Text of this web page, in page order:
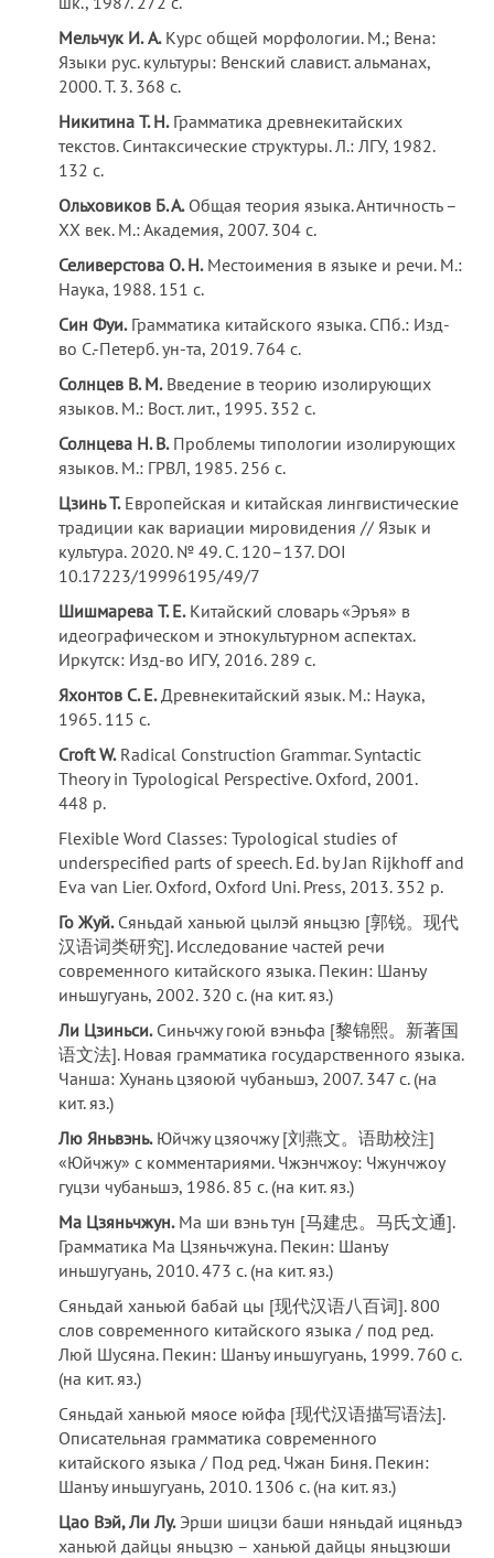
Мельчук И. А.Курс общей морфологии. М.; Вена:
Языки рус. культуры: Венский славист. альманах,
2000. Т. 3. 368 с.
Никитина Т. Н.Грамматика древнекитайских
текстов. Синтаксические структуры. Л.: ЛГУ, 1982.
132 с.
Ольховиков Б. А.Общая теория языка. Античность –
XX век. М.: Академия, 2007. 304 с.
Селиверстова О. Н.Местоимения в языке и речи. М.:
Наука, 1988. 151 с.
Син Фуи.Грамматика китайского языка. СПб.: Изд-
во С.-Петерб. ун-та, 2019. 764 с.
Солнцев В. М.Введение в теорию изолирующих
языков. М.: Вост. лит., 1995. 352 с.
Солнцева Н. В.Проблемы типологии изолирующих
языков. М.: ГРВЛ, 1985. 256 с.
Цзинь Т.Европейская и китайская лингвистические
традиции как вариации мировидения // Язык и
культура. 2020. № 49. С. 120–137. DOI
10.17223/19996195/49/7
Шишмарева Т. Е.Китайский словарь «Эръя» в
идеографическом и этнокультурном аспектах.
Иркутск: Изд-во ИГУ, 2016. 289 с.
Яхонтов С. Е.Древнекитайский язык. М.: Наука,
1965. 115 с.
Croft W.Radical Construction Grammar. Syntactic
Theory in Typological Perspective. Oxford, 2001.
448 p.
Flexible Word Classes: Typological studies of
underspecified parts of speech. Ed. by Jan Rijkhoff and
Eva van Lier. Oxford, Oxford Uni. Press, 2013. 352 p.
Го Жуй.Сяньдай ханьюй цылэй яньцзю [郭锐。现代
汉语词类研究]. Исследование частей речи
современного китайского языка. Пекин: Шанъу
иньшугуань, 2002. 320 с. (на кит. яз.)
Ли Цзиньси.Синьчжу гоюй вэньфа [黎锦熙。新著国
语文法]. Новая грамматика государственного языка.
Чанша: Хунань цзяоюй чубаньшэ, 2007. 347 с. (на
кит. яз.)
Лю Яньвэнь.Юйчжу цзяочжу [刘燕文。语助校注]
«Юйчжу» с комментариями. Чжэнчжоу: Чжунчжоу
гуцзи чубаньшэ, 1986. 85 с. (на кит. яз.)
Ма Цзяньчжун.Ма ши вэнь тун [马建忠。马氏文通].
Грамматика Ма Цзяньчжуна. Пекин: Шанъу
иньшугуань, 2010. 473 с. (на кит. яз.)
Сяньдай ханьюй бабай цы [现代汉语八百词]. 800
слов современного китайского языка / под ред.
Люй Шусяна. Пекин: Шанъу иньшугуань, 1999. 760 с.
(на кит. яз.)
Сяньдай ханьюй мяосе юйфа [现代汉语描写语法].
Описательная грамматика современного
китайского языка / Под ред. Чжан Биня. Пекин:
Шанъу иньшугуань, 2010. 1306 с. (на кит. яз.)
Цао Вэй, Ли Лу.Эрши шицзи баши няньдай ицяньдэ
ханьюй дайцы яньцзю – ханьюй дайцы яньцзюши